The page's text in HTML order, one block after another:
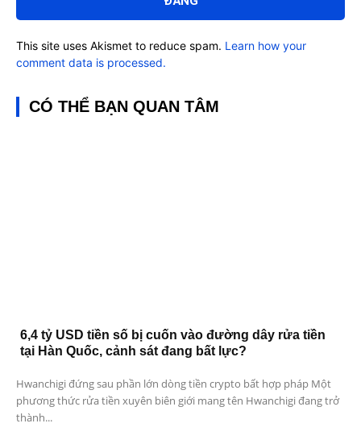
This site uses Akismet to reduce spam. Learn how your
comment data is processed.
CÓ THỂ BẠN QUAN TÂM
6,4 tỷ USD tiền số bị cuốn vào đường dây rửa tiền
tại Hàn Quốc, cảnh sát đang bất lực?
Hwanchigi đứng sau phần lớn dòng tiền crypto bất hợp pháp Một
phương thức rửa tiền xuyên biên giới mang tên Hwanchigi đang trở
thành...